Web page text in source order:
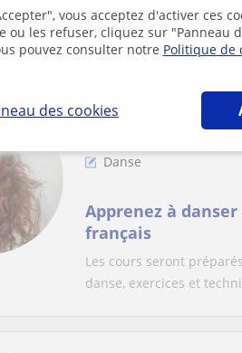
vous acceptez d'activer ces
ou les refuser, cliquez sur "Panneau
pouvez consulter notre Politique de
des cookies
L'entreprise "Olivier
danse grâce à son
Maria Noel
Danse
Apprenez à
français
Les cours seront
danse, exercices et